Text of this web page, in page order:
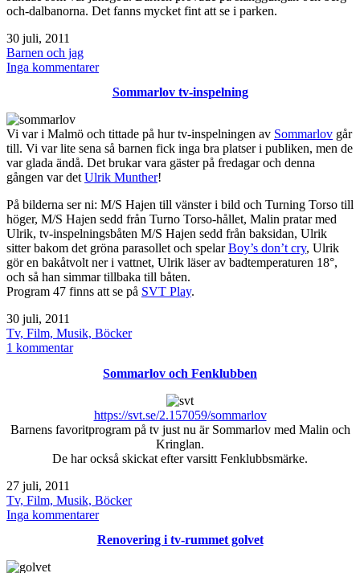
och-dalbanorna. Det fanns mycket fint att se i parken.
Publicerat
den
30 juli, 2011
Kategoriserat
som
Barnen och jag
Inga kommentarertill
Folkets
Sommarlov tv-inspelning
Vi var i Malmö och tittade på hur tv-inspelningen av Sommarlov går
till. Vi var lite sena så barnen fick inga bra platser i publiken, men de
var glada ändå. Det brukar vara gäster på fredagar och denna
gången var detUlrik Munther!
På bilderna ser ni: M/S Hajen till vänster i bild och Turning Torso till
höger, M/S Hajen sedd från Turno Torso-hållet, Malin pratar med
Ulrik, tv-inspelningsbåten M/S Hajen sedd från baksidan, Ulrik
sitter bakom det gröna parasollet och spelarBoy’s don’t cry, Ulrik
gör en bakåtvolt ner i vattnet, Ulrik läser av badtemperaturen 18°,
och så han simmar tillbaka till båten.
Program 47 finns att se på SVT Play.
Publicerat
den
30 juli, 2011
Kategoriserat
som
Tv, Film, Musik, Böcker
1 kommentartill
Sommarlov och Fenklubben
https://svt.se/2.157059/sommarlov
Barnens favoritprogram på tv just nu är Sommarlov med Malin och
Kringlan.
De har också skickat efter varsitt Fenklubbsmärke.
Publicerat
den
27 juli, 2011
Kategoriserat
som
Tv, Film, Musik, Böcker
Inga kommentarertill
och
Renovering i tv-rummet golvet